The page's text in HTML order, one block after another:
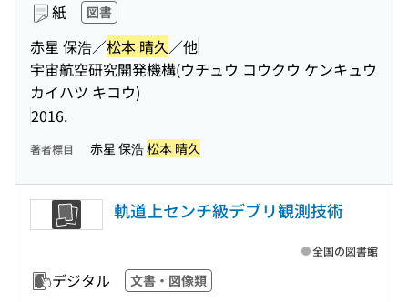
紙 図書
赤星 保浩／松本 晴久 ／他
宇宙航空研究開発機構(ウチュウ コウクウ ケンキュウ
カイハツ キコウ)
2016.
著者標目 赤星 保浩松本 晴久
軌道上センチ級デブリ観測技術
デジタル 文書・図像類
全国の図書館